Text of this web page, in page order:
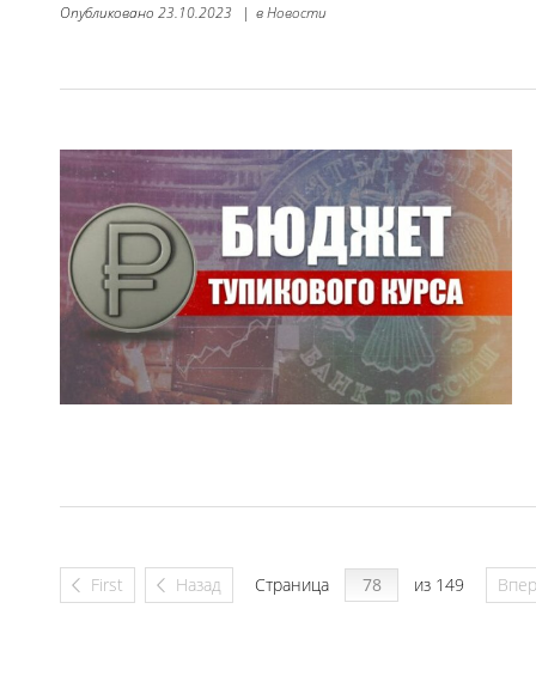
Опубликовано 23.10.2023 | вНовости
First Назад Страница из 149